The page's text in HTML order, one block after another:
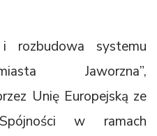
i rozbudowa systemu
Jaworzna”,
Unię Europejską ze
w ramach